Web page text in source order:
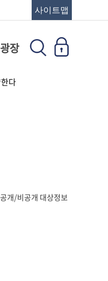
사이트맵
장
공개/비공개 대상정보